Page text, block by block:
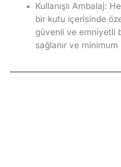
Kullanışlı Ambalaj:
bir kutu içerisinde
güvenli ve emniyetli
sağlanır ve